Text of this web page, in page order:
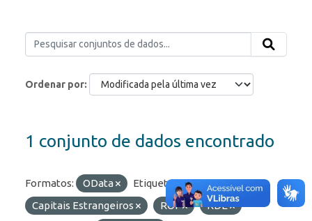
Ordenar por
1 conjunto de dados encontrado
Formatos: OData
Etiquetas:
Capitais Estrangeiros
ROF
RDE